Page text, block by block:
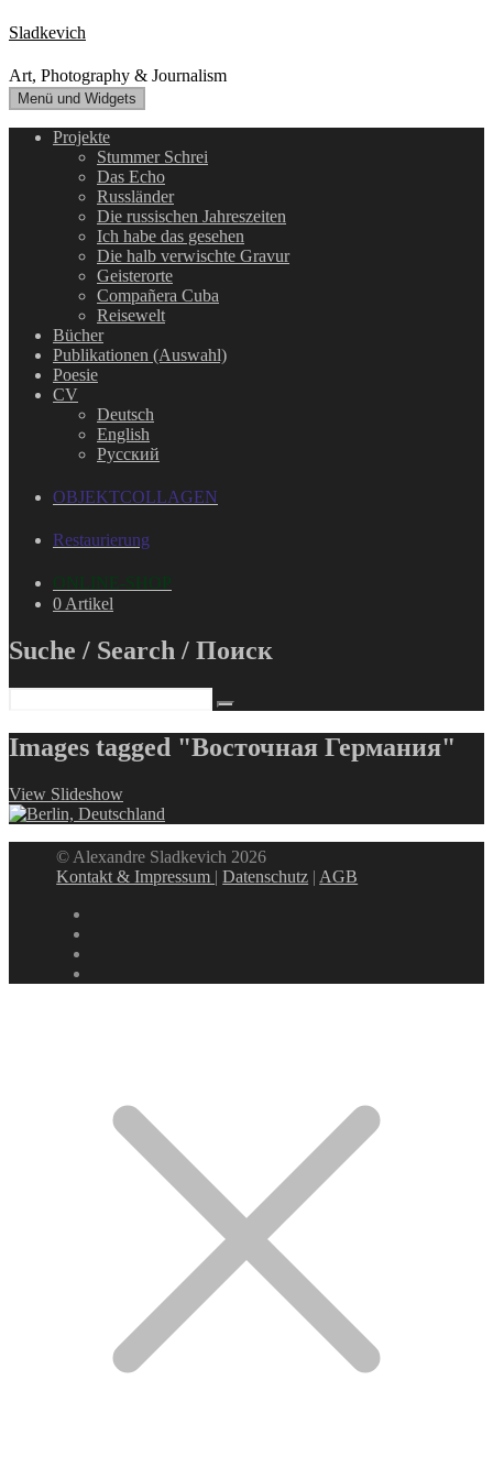
Zum
Inhalt
springen
Sladkevich
Art, Photography & Journalism
Menü und Widgets
Projekte
Stummer Schrei
Das Echo
Russländer
Die russischen Jahreszeiten
Ich habe das gesehen
Die halb verwischte Gravur
Geisterorte
Compañera Cuba
Reisewelt
Bücher
Publikationen (Auswahl)
Poesie
CV
Deutsch
English
Русский
OBJEKTCOLLAGEN
Restaurierung
ONLINE-SHOP
0 Artikel
Suche / Search / Поиск
Images tagged "Восточная Германия"
View Slideshow
© Alexandre Sladkevich 2026
Kontakt & Impressum |Datenschutz | AGB